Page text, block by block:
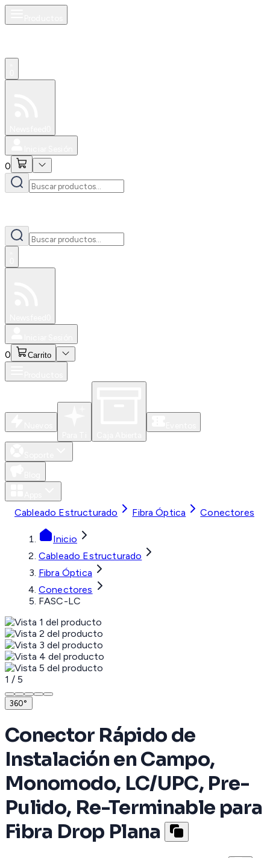
0
0 Carrito
Cableado Estructurado Fibra Óptica Conectores
Inicio
Cableado Estructurado
Fibra Óptica
Conectores
FASC-LC
1 / 5
360°
Conector Rápido de
Instalación en Campo,
Monomodo, LC/UPC, Pre-
Pulido, Re-Terminable para
Fibra Drop Plana